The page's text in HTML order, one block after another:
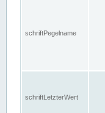
schriftPegelname
schriftLetzterWert